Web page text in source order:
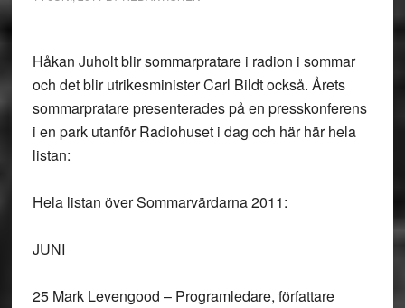
Håkan Juholt blir sommarpratare i radion i sommar
och det blir utrikesminister Carl Bildt också. Årets
sommarpratare presenterades på en presskonferens
i en park utanför Radiohuset i dag och här här hela
listan:
Hela listan över Sommarvärdarna 2011:
JUNI
25 Mark Levengood – Programledare, författare